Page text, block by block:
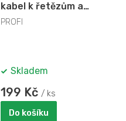
kabel k řetězům a
závěsům
PROFI
Skladem
199 Kč / ks
Do košíku